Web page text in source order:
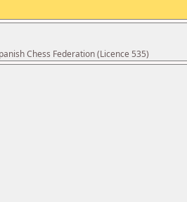
Chess Federation (Licence 535)